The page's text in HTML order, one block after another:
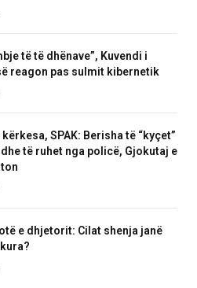
të të dhënave”, Kuvendi i
reagon pas sulmit kibernetik
SPAK: Berisha të “kyçet”
të ruhet nga policë, Gjokutaj e
e dhjetorit: Cilat shenja janë